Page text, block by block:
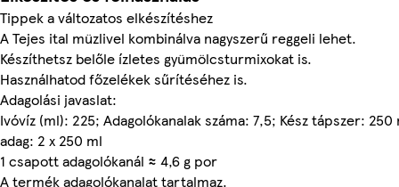
Tippek a változatos elkészítéshez
A Tejes ital müzlivel kombinálva nagyszerű reggeli lehet.
Készíthetsz belőle ízletes gyümölcsturmixokat is.
Használhatod főzelékek sűrítéséhez is.
Adagolási javaslat:
Ivóvíz (ml): 225; Adagolókanalak száma: 7,5; Kész tápszer:
adag: 2 x 250 ml
1 csapott adagolókanál ≈ 4,6 g por
A termék adagolókanalat tartalmaz.